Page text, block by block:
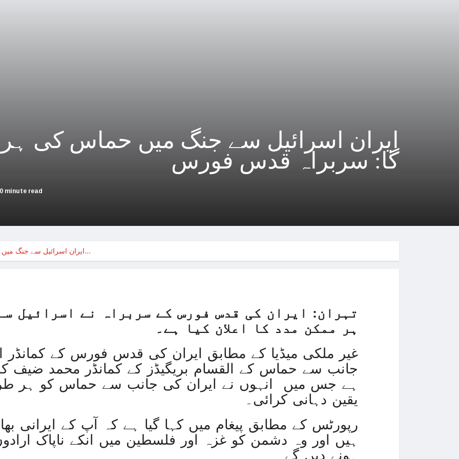
فلسطینی مسلمانوں سے
اسرائیل نے اپنے شہریوں
امریکا
حماس نہ بچاتی تو اپنی ہی
ذاتی مفاد کو ترجیح
روس کا
غزہ: ‘آج بھی صبح ہمیں ناشتہ نہیں
غزہ
آئی ایم ایف کی
ایران اسرائیل سے جنگ میں حماس کی
گا: سربراہ قدس فورس
0 minute read
ایران اسرائیل سے جنگ میں حماس کی ہر ممکن مدد…
تہران: ایران کی قدس فورس کے سربراہ نے اسرائیل
ہر ممکن مدد کا اعلان کیا ہے۔
غیر ملکی میڈیا کے مطابق ایران کی قدس فورس کے کمانڈر
جانب سے حماس کے القسام بریگیڈز کے کمانڈر محمد ضیف کو
ہے جس میں انہوں نے ایران کی جانب سے حماس کو ہر
یقین دہانی کرائی۔
رپورٹس کے مطابق پیغام میں کہا گیا ہے کہ آپ کے ایرانی
ہیں اور وہ دشمن کو غزہ اور فلسطین میں انکے ناپاک
ہونے دیں گے۔